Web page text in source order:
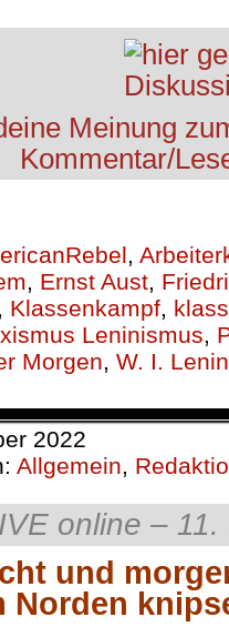
,
, Ernst Aust,
, Klassenkampf,
Leninismus,
Morgen, W. I. Lenin
2022
Allgemein,
online –
und
Norden